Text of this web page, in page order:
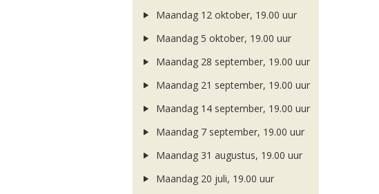
Maandag 12 oktober, 19.00 uur
Maandag 5 oktober, 19.00 uur
Maandag 28 september, 19.00 uur
Maandag 21 september, 19.00 uur
Maandag 14 september, 19.00 uur
Maandag 7 september, 19.00 uur
Maandag 31 augustus, 19.00 uur
Maandag 20 juli, 19.00 uur